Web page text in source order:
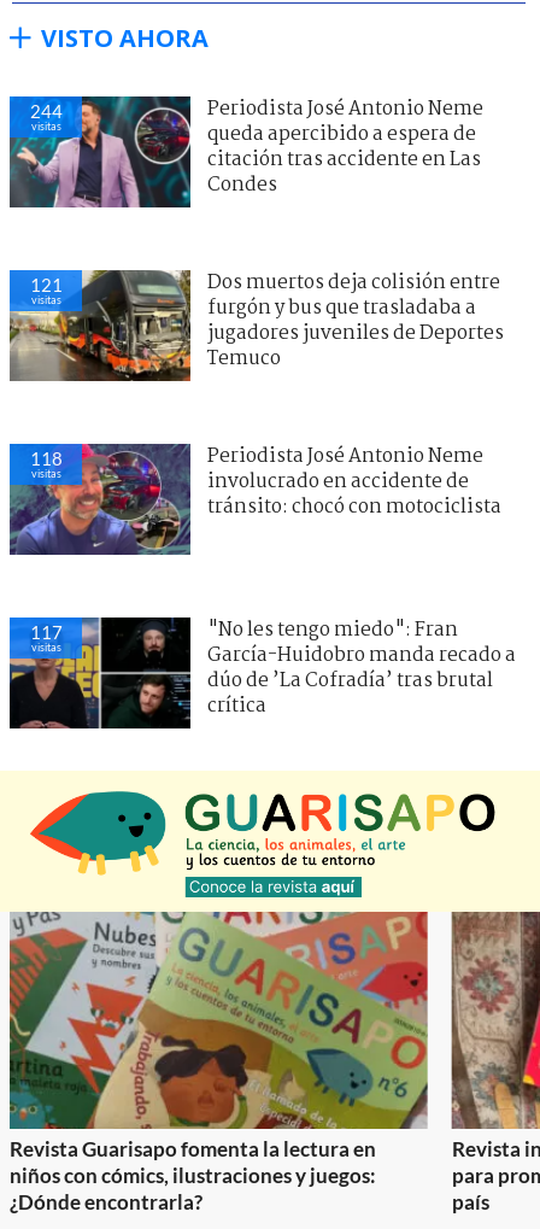
VISTO AHORA
244
visitas
Periodista José Antonio Neme
queda apercibido a espera de
citación tras accidente en Las
Condes
121
visitas
Dos muertos deja colisión entre
furgón y bus que trasladaba a
jugadores juveniles de Deportes
Temuco
118
visitas
Periodista José Antonio Neme
involucrado en accidente de
tránsito: chocó con motociclista
117
visitas
"No les tengo miedo": Fran
García-Huidobro manda recado a
dúo de ’La Cofradía’ tras brutal
crítica
Revista Guarisapo fomenta la lectura en
niños con cómics, ilustraciones y juegos:
¿Dónde encontrarla?
Revista
para
país